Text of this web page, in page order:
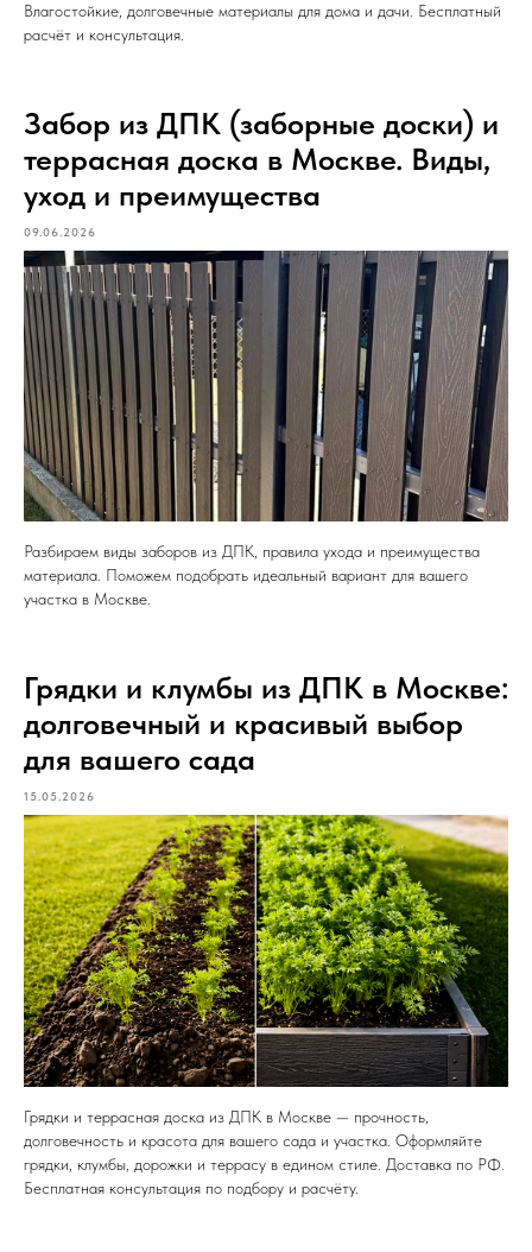
Влагостойкие, долговечные материалы для дома и дачи. Бесплатный
расчёт и консультация.
Забор из ДПК (заборные доски) и
террасная доска в Москве. Виды,
уход и преимущества
09.06.2026
Разбираем виды заборов из ДПК, правила ухода и преимущества
материала. Поможем подобрать идеальный вариант для вашего
участка в Москве.
Грядки и клумбы из ДПК в Москве:
долговечный и красивый выбор
для вашего сада
15.05.2026
Грядки и террасная доска из ДПК в Москве — прочность,
долговечность и красота для вашего сада и участка. Оформляйте
грядки, клумбы, дорожки и террасу в едином стиле. Доставка по РФ.
Бесплатная консультация по подбору и расчёту.